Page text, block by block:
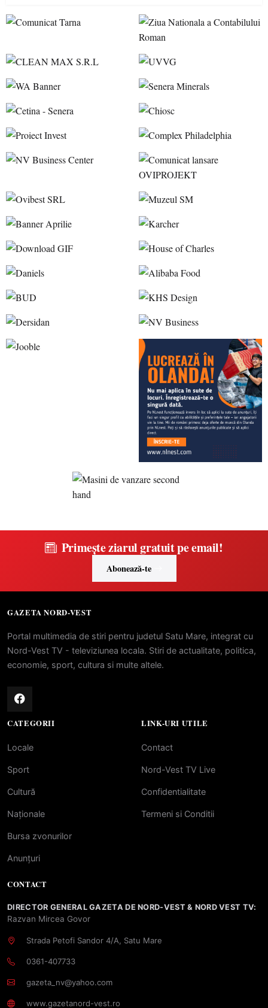
Primește ziarul gratuit pe email!
Abonează-te
GAZETA NORD-VEST
Portal multimedia de stiri pentru judetul Satu Mare, integrat cu
Nord-Vest TV - televiziunea locala. Stiri de actualitate, politica,
economie, sport, cultura si multe altele.
CATEGORII
Locale
Sport
Cultură
Naționale
Bursa zvonurilor
Anunțuri
LINK-URI UTILE
Contact
Nord-Vest TV Live
Confidentialitate
Termeni si Conditii
CONTACT
DIRECTOR GENERAL GAZETA DE NORD-VEST & NORD VEST TV:
Razvan Mircea Govor
Strada Petofi Sandor 4/A, Satu Mare
0361-407733
gazeta_nv@yahoo.com
www.gazetanord-vest.ro